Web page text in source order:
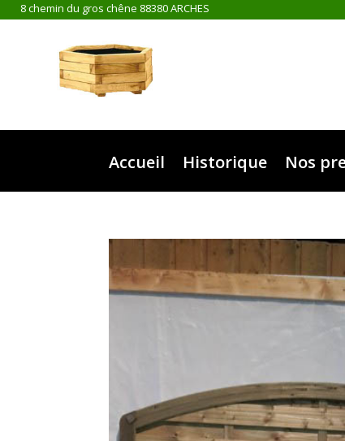
8 chemin du gros chêne 88380 ARCHES
Accueil Historique Nos